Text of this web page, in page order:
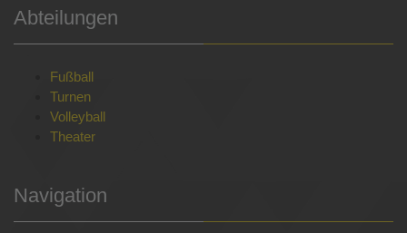
Abteilungen
Fußball
Turnen
Volleyball
Theater
Navigation